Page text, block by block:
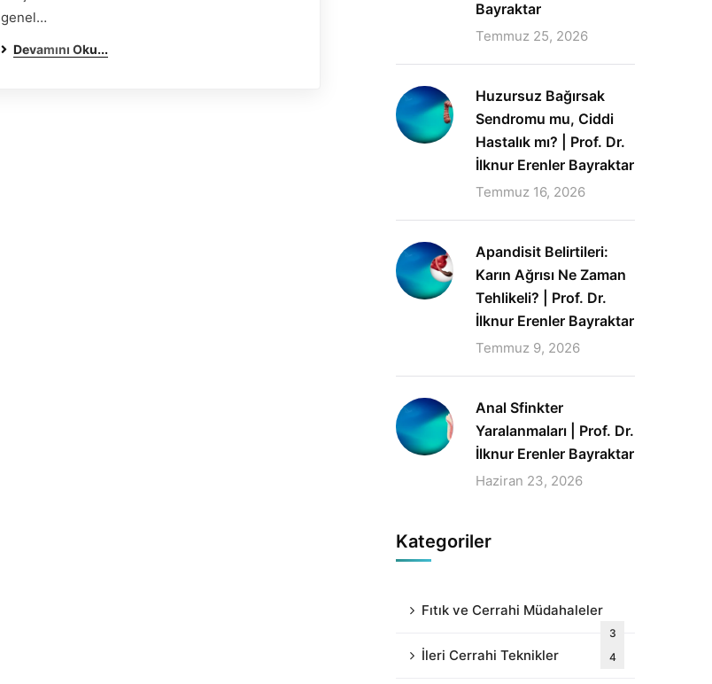
genel…
Devamını Oku...
Bayraktar
Temmuz 25, 2026
Huzursuz Bağırsak
Sendromu mu, Ciddi
Hastalık mı? | Prof. Dr.
İlknur Erenler Bayraktar
Temmuz 16, 2026
Apandisit Belirtileri:
Karın Ağrısı Ne Zaman
Tehlikeli? | Prof. Dr.
İlknur Erenler Bayraktar
Temmuz 9, 2026
Anal Sfinkter
Yaralanmaları | Prof. Dr.
İlknur Erenler Bayraktar
Haziran 23, 2026
Kategoriler
Fıtık ve Cerrahi Müdahaleler
3
İleri Cerrahi Teknikler 4